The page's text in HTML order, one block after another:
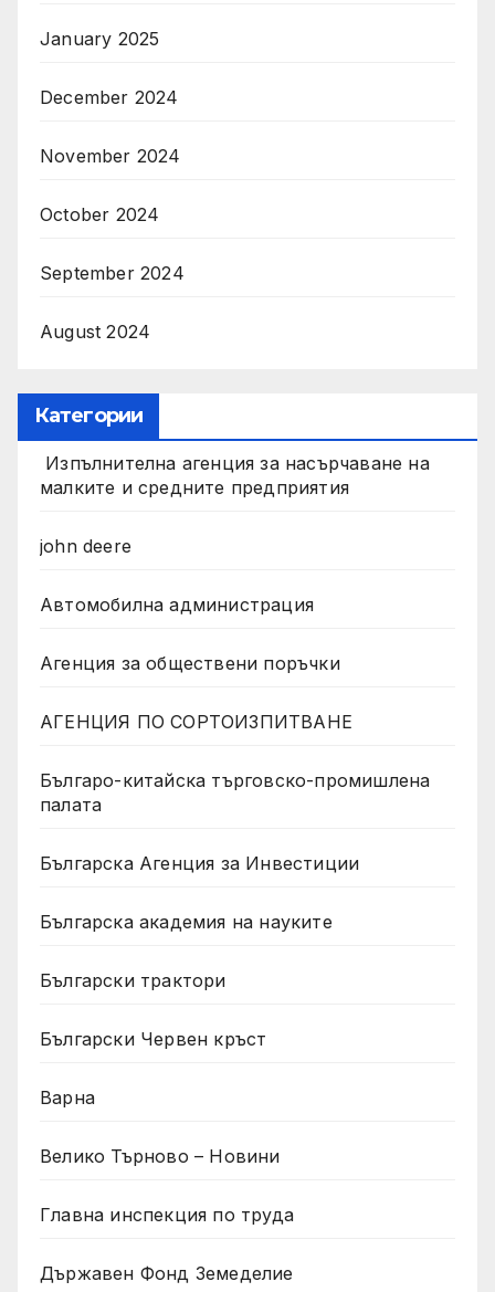
January 2025
December 2024
November 2024
October 2024
September 2024
August 2024
Категории
Изпълнителна агенция за насърчаване на
малките и средните предприятия
john deere
Автомобилна администрация
Агенция за обществени поръчки
АГЕНЦИЯ ПО СОРТОИЗПИТВАНЕ
Българо-китайска търговско-промишлена
палата
Българска Агенция за Инвестиции
Българска академия на науките
Български трактори
Български Червен кръст
Варна
Велико Търново – Новини
Главна инспекция по труда
Държавен Фонд Земеделие